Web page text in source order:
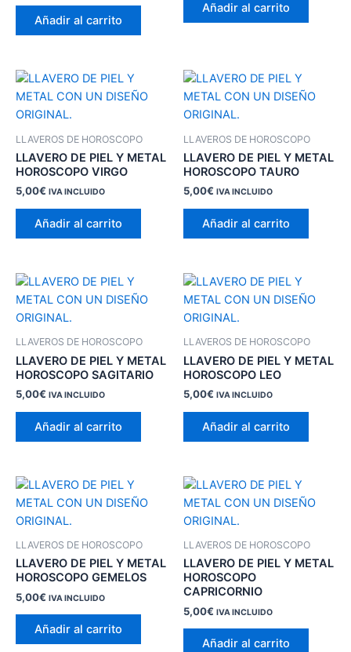
Añadir al carrito
Añadir al carrito
LLAVEROS DE HOROSCOPO
LLAVERO DE PIEL Y METAL
HOROSCOPO VIRGO
5,00€ IVA INCLUIDO
Añadir al carrito
LLAVEROS DE HOROSCOPO
LLAVERO DE PIEL Y METAL
HOROSCOPO TAURO
5,00€ IVA INCLUIDO
Añadir al carrito
LLAVEROS DE HOROSCOPO
LLAVERO DE PIEL Y METAL
HOROSCOPO SAGITARIO
5,00€ IVA INCLUIDO
Añadir al carrito
LLAVEROS DE HOROSCOPO
LLAVERO DE PIEL Y METAL
HOROSCOPO LEO
5,00€ IVA INCLUIDO
Añadir al carrito
LLAVEROS DE HOROSCOPO
LLAVERO DE PIEL Y METAL
HOROSCOPO GEMELOS
5,00€ IVA INCLUIDO
Añadir al carrito
LLAVEROS DE HOROSCOPO
LLAVERO DE PIEL Y METAL
HOROSCOPO
CAPRICORNIO
5,00€ IVA INCLUIDO
Añadir al carrito